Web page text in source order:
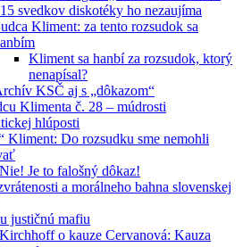
svedkov diskotéky ho nezaujíma
Kliment: za tento rozsudok sa
Kliment sa hanbí za rozsudok, ktorý
nenapísal?
KSČ aj s „dôkazom“
Klimenta č. 28 – múdrosti
hlúposti
Kliment: Do rozsudku sme nemohli
Je to falošný dôkaz!
a morálneho bahna slovenskej
justičnú mafiu
o kauze Cervanová: Kauza